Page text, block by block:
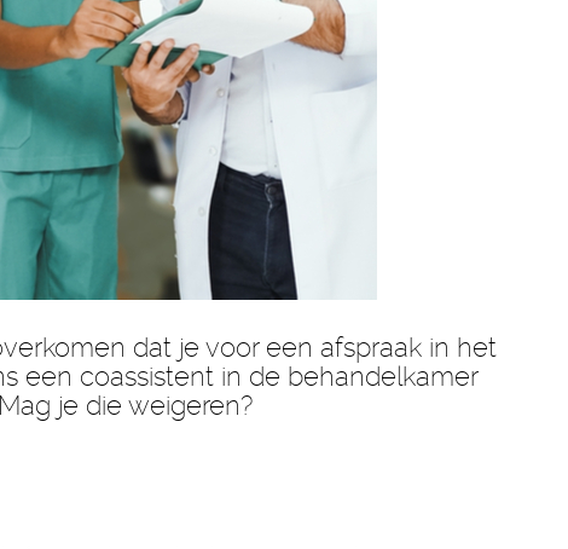
dat je voor een afspraak in het
een coassistent in de behandelkamer
je die weigeren?